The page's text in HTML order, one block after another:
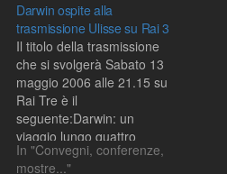
Darwin ospite alla
trasmissione Ulisse su Rai 3
Il titolo della trasmissione
che si svolgerà Sabato 13
maggio 2006 alle 21.15 su
Rai Tre è il
seguente:Darwin: un
viaggio lungo quattro
miliardi di anniDal sito della
In "Convegni, conferenze,
mostre..."